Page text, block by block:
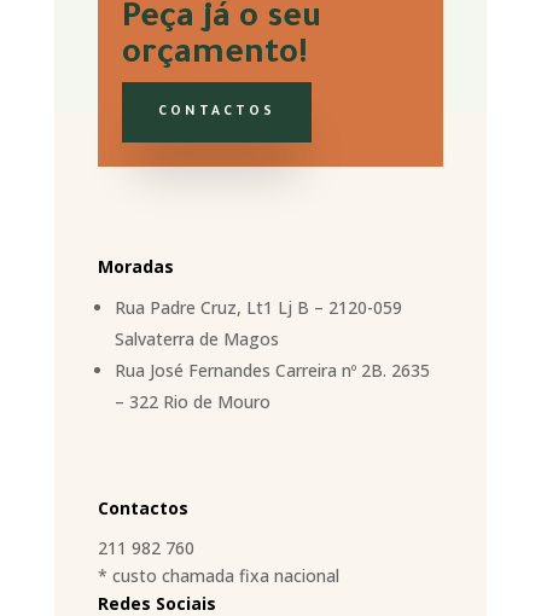
Peça já o seu
orçamento!
CONTACTOS
Moradas
Rua Padre Cruz, Lt1 Lj B – 2120-059
Salvaterra de Magos
Rua José Fernandes Carreira nº 2B. 2635
– 322 Rio de Mouro
Contactos
211 982 760
* custo chamada fixa nacional
Redes Sociais